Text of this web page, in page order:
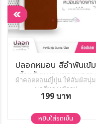
ปลอกหมอน สีอำพันเข้ม
สำหรับหมอนยางพารา
รุ่น Zen
ผ้าคอตตอนญี่ปุ่น ให้สัมผัสนุ่ม
พอดีทรง เข้ารูป
199 บาท
หยิบใส่รถเข็น